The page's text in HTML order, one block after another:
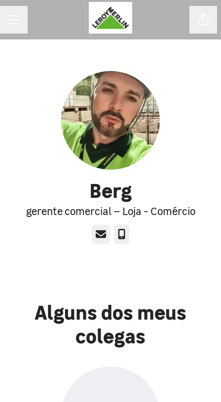
Berg
gerente comercial – Loja - Comércio
E-mail Telefone
Alguns dos meus
colegas